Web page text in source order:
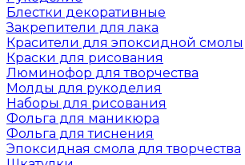
Блестки декоративные
Закрепители для лака
Красители для эпоксидной смолы
Краски для рисования
Люминофор для творчества
Молды для рукоделия
Наборы для рисования
Фольга для маникюра
Фольга для тиснения
Эпоксидная смола для творчества